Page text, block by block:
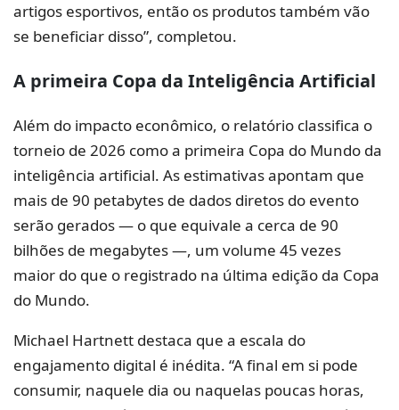
artigos esportivos, então os produtos também vão
se beneficiar disso”, completou.
A primeira Copa da Inteligência Artificial
Além do impacto econômico, o relatório classifica o
torneio de 2026 como a primeira Copa do Mundo da
inteligência artificial. As estimativas apontam que
mais de 90 petabytes de dados diretos do evento
serão gerados — o que equivale a cerca de 90
bilhões de megabytes —, um volume 45 vezes
maior do que o registrado na última edição da Copa
do Mundo.
Michael Hartnett destaca que a escala do
engajamento digital é inédita. “A final em si pode
consumir, naquele dia ou naquelas poucas horas,